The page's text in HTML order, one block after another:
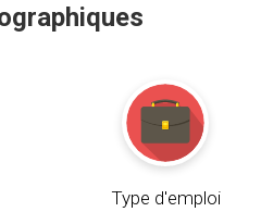
Type d'emploi